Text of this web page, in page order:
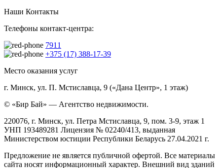
Наши Контакты
Телефоны контакт-центра:
7911
+375 (17) 388-17-39
Место оказания услуг
г. Минск, ул. П. Мстиславца, 9 («Дана Центр», 1 этаж)
© «Бир Бай» — Агентство недвижимости.
220076, г. Минск, ул. Петра Мстиславца, 9, пом. 3-9, этаж 1
УНП 193489281 Лицензия № 02240/413, выданная
Министерством юстиции Республики Беларусь 27.04.2021 г.
Предложение не является публичной офертой. Все материалы
сайта носят информационный характер. Внешний вид зданий